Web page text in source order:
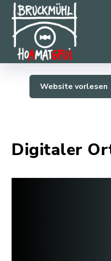
Website vorlesen
Digitaler